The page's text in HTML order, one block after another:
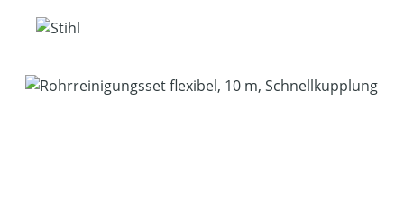
Bildergalerie überspringen